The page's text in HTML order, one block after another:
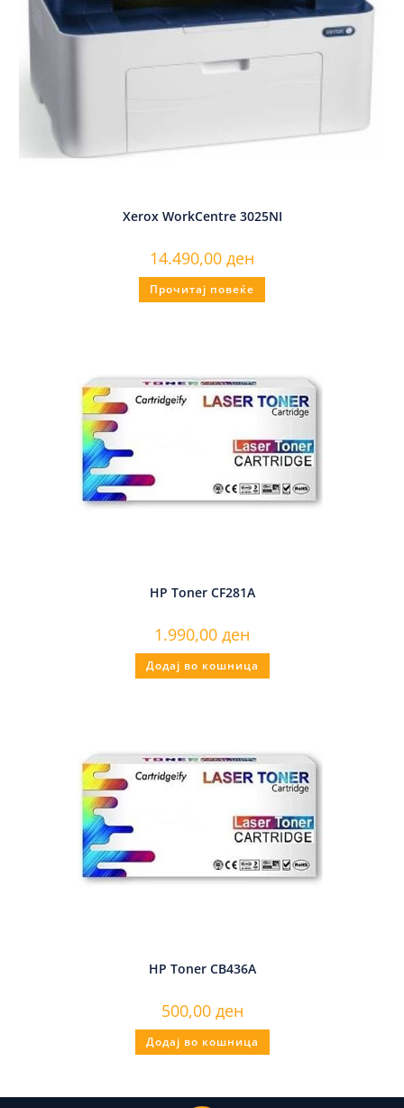
Xerox WorkCentre 3025NI
14.490,00 ден
Прочитај повеќе
HP Toner CF281A
1.990,00 ден
Додај во кошница
HP Toner CB436A
500,00 ден
Додај во кошница